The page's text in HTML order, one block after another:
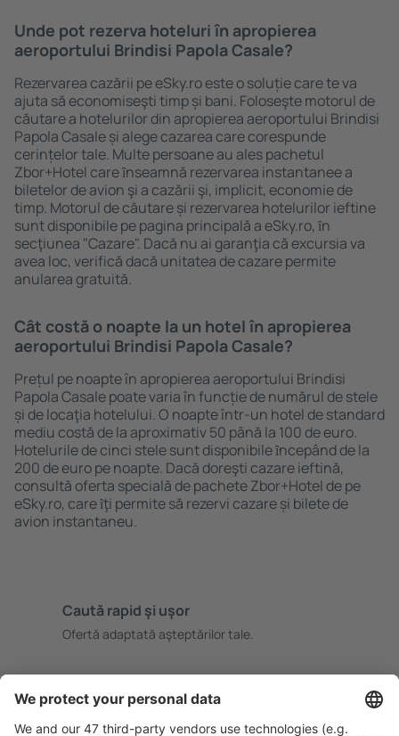
Unde pot rezerva hoteluri în apropierea
aeroportului Brindisi Papola Casale?
Rezervarea cazării pe eSky.ro este o soluție care te va
ajuta să economiseşti timp și bani. Foloseşte motorul de
căutare a hotelurilor din apropierea aeroportului Brindisi
Papola Casale și alege cazarea care corespunde
cerințelor tale. Multe persoane au ales pachetul
Zbor+Hotel care ȋnseamnă rezervarea instantanee a
biletelor de avion şi a cazării şi, implicit, economie de
timp. Motorul de căutare și rezervarea hotelurilor ieftine
sunt disponibile pe pagina principală a eSky.ro, ȋn
secţiunea "Cazare". Dacă nu ai garanţia că excursia va
avea loc, verifică dacă unitatea de cazare permite
anularea gratuită.
Cât costă o noapte la un hotel în apropierea
aeroportului Brindisi Papola Casale?
Prețul pe noapte în apropierea aeroportului Brindisi
Papola Casale poate varia în funcție de numărul de stele
și de locaţia hotelului. O noapte într-un hotel de standard
mediu costă de la aproximativ 50 până la 100 de euro.
Hotelurile de cinci stele sunt disponibile ȋncepând de la
200 de euro pe noapte. Dacă doreşti cazare ieftină,
consultă oferta specială de pachete Zbor+Hotel de pe
eSky.ro, care ȋţi permite să rezervi cazare și bilete de
avion instantaneu.
Caută rapid şi uşor
Ofertă adaptată aşteptărilor tale.
Rezervare fără griji cu opțiune gratuită de anulare.